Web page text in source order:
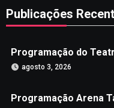
Publicações
Programação do
agosto 3, 2026
Programação Arena